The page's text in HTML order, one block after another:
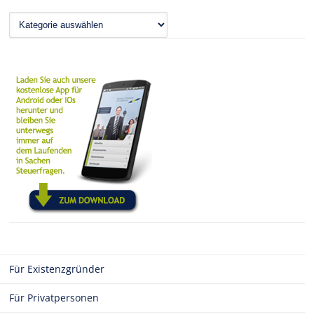
News
Für Existenzgründer
Für Privatpersonen